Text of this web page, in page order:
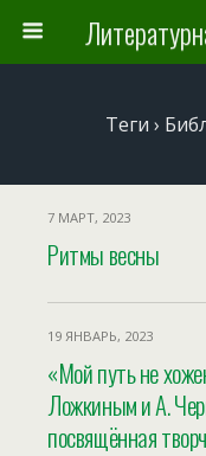
Теги ›
7 МАРТ, 2023
Ритмы весны
19 ЯНВАРЬ, 2023
«Мой путь не
Ложкиным и А.
посвящённая